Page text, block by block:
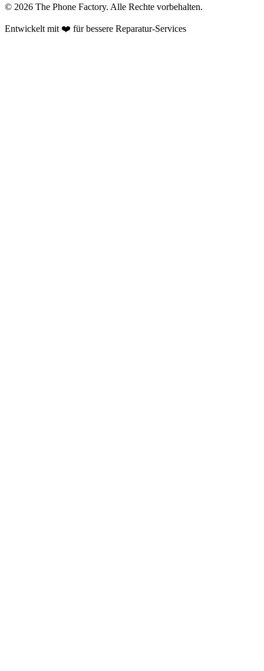
© 2026 The Phone Factory. Alle Rechte vorbehalten.
Entwickelt mit ❤️ für bessere Reparatur-Services